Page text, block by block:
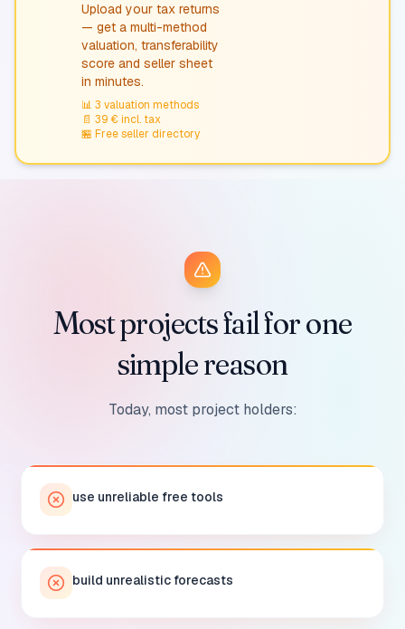
Upload your tax returns
— get a multi-method
valuation, transferability
score and seller sheet
in minutes.
📊 3 valuation methods
📄 39 € incl. tax
🏪 Free seller directory
Most projects fail for one
simple reason
Today, most project holders:
use unreliable free tools
build unrealistic forecasts